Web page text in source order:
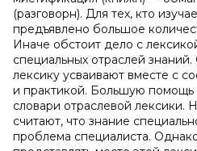
(разговорн). Для тех, кто
предъявлено большое
Иначе обстоит дело с
специальных отраслей
лексику усваивают вместе с
и практикой. Большую помощь
словари отраслевой лексики.
считают, что знание
проблема специалиста.